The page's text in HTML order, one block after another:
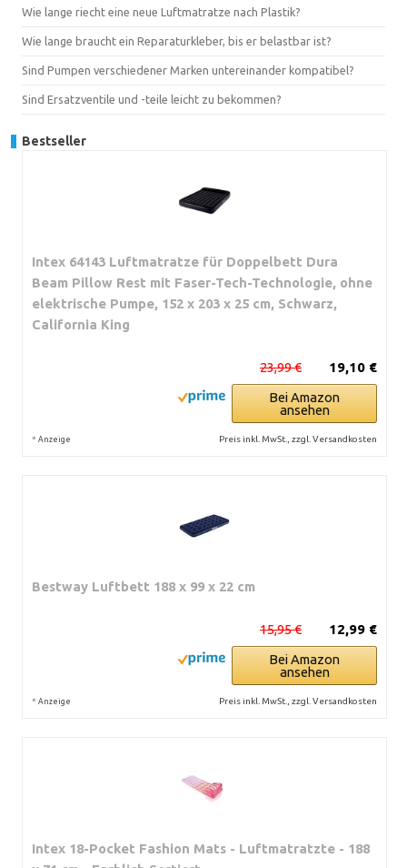
Wie lange riecht eine neue Luftmatratze nach Plastik?
Wie lange braucht ein Reparaturkleber, bis er belastbar ist?
Sind Pumpen verschiedener Marken untereinander kompatibel?
Sind Ersatzventile und -teile leicht zu bekommen?
Bestseller
Intex 64143 Luftmatratze für Doppelbett Dura
Beam Pillow Rest mit Faser-Tech-Technologie, ohne
elektrische Pumpe, 152 x 203 x 25 cm, Schwarz,
California King
19,10 €
23,99 €
Bei Amazon
ansehen
* Anzeige Preis inkl. MwSt., zzgl. Versandkosten
Bestway Luftbett 188 x 99 x 22 cm
12,99 €
15,95 €
Bei Amazon
ansehen
* Anzeige Preis inkl. MwSt., zzgl. Versandkosten
Intex 18-Pocket Fashion Mats - Luftmatratzte - 188